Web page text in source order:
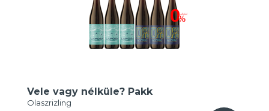
Vele vagy nélküle? Pakk
Olaszrizling